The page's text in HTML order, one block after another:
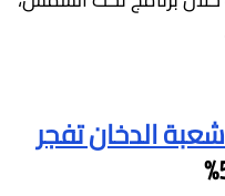
الدخان تفجر